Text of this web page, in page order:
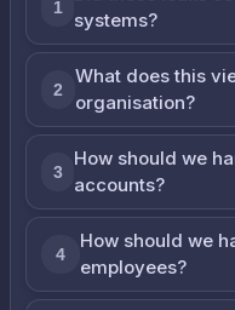
1
systems?
2
What does this
organisation?
3
How should we
accounts?
4
How should we
employees?